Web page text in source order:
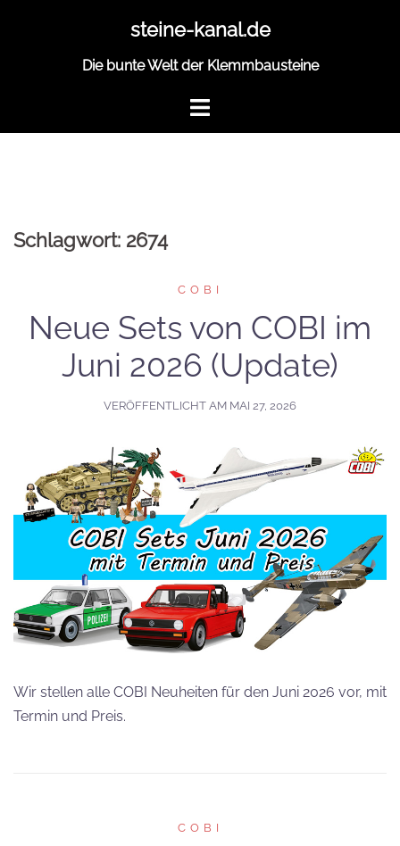
steine-kanal.de
Die bunte Welt der Klemmbausteine
Schlagwort: 2674
COBI
Neue Sets von COBI im
Juni 2026 (Update)
VERÖFFENTLICHT AM MAI 27, 2026
Wir stellen alle COBI Neuheiten für den Juni 2026 vor, mit
Termin und Preis.
COBI